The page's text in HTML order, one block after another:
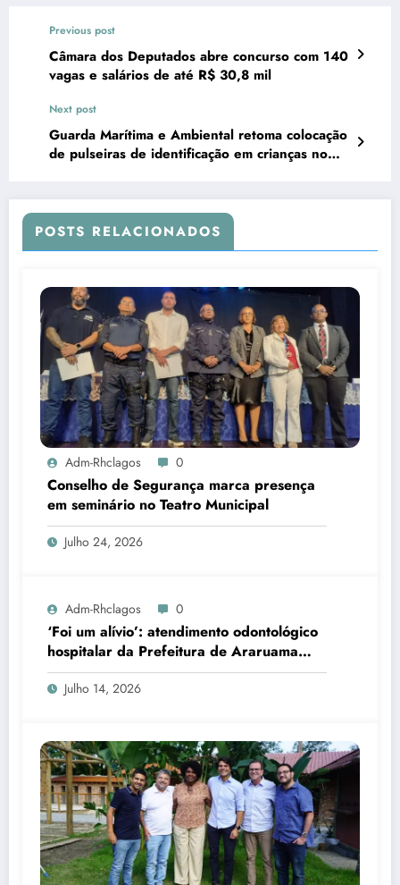
Previous post
Câmara dos Deputados abre concurso com 140
vagas e salários de até R$ 30,8 mil
Next post
Guarda Marítima e Ambiental retoma colocação
de pulseiras de identificação em crianças no
POSTS RELACIONADOS
Adm-Rhclagos 0
Conselho de Segurança marca presença
em seminário no Teatro Municipal
Julho 24, 2026
Adm-Rhclagos 0
‘Foi um alívio’: atendimento odontológico
hospitalar da Prefeitura de Araruama
transforma rotina de famílias atípicas
Julho 14, 2026